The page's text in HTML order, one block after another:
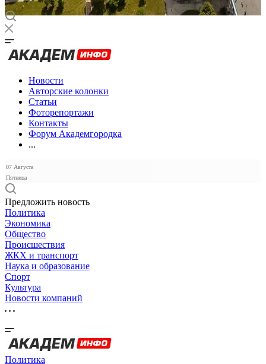
Новости
Авторские колонки
Статьи
Фоторепортажи
Контакты
Форум Академгородка
...
07 Августа
Пятница
Предложить новость
Политика
Экономика
Общество
Происшествия
ЖКХ и транспорт
Наука и образование
Спорт
Культура
Новости компаний
Политика